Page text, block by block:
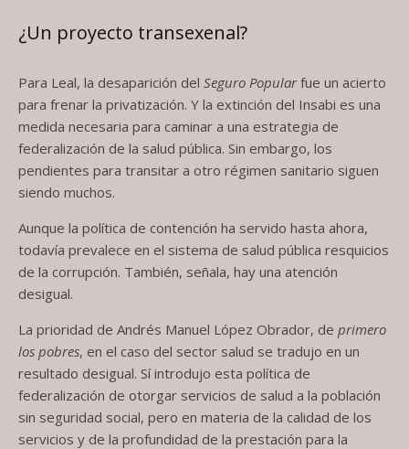
¿Un proyecto transexenal?
Para Leal, la desaparición del Seguro Popularfue un acierto
para frenar la privatización. Y la extinción del Insabi es una
medida necesaria para caminar a una estrategia de
federalización de la salud pública. Sin embargo, los
pendientes para transitar a otro régimen sanitario siguen
siendo muchos.
Aunque la política de contención ha servido hasta ahora,
todavía prevalece en el sistema de salud pública resquicios
de la corrupción. También, señala, hay una atención
desigual.
La prioridad de Andrés Manuel López Obrador, de primero
los pobres, en el caso del sector salud se tradujo en un
resultado desigual. Sí introdujo esta política de
federalización de otorgar servicios de salud a la población
sin seguridad social, pero en materia de la calidad de los
servicios y de la profundidad de la prestación para la